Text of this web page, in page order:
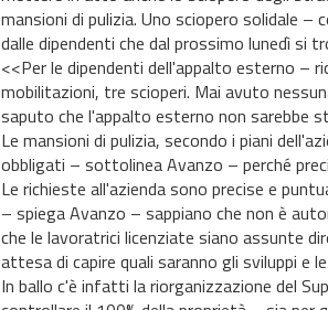
mansioni di pulizia. Uno sciopero solidale
dalle dipendenti che dal prossimo lunedì si
<<Per le dipendenti dell'appalto esterno –
mobilitazioni, tre scioperi. Mai avuto
saputo che l'appalto esterno non sarebbe
Le mansioni di pulizia, secondo i piani
obbligati – sottolinea Avanzo – perché
Le richieste all'azienda sono precise e
– spiega Avanzo – sappiano che non è
che le lavoratrici licenziate siano assunte
attesa di capire quali saranno gli sviluppi e
In ballo c'è infatti la riorganizzazione del